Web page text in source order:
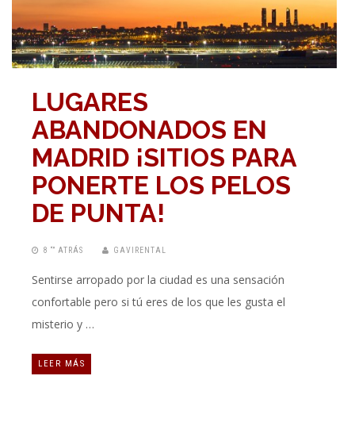
LUGARES
ABANDONADOS EN
MADRID ¡SITIOS PARA
PONERTE LOS PELOS
DE PUNTA!
8 “” ATRÁS GAVIRENTAL
Sentirse arropado por la ciudad es una sensación
confortable pero si tú eres de los que les gusta el
misterio y …
LEER MÁS